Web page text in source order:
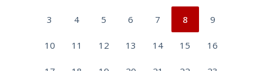
3 4 5 6 7 8 9
10 11 12 13 14 15 16